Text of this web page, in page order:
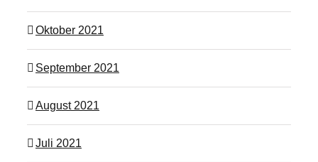
Oktober 2021
September 2021
August 2021
Juli 2021